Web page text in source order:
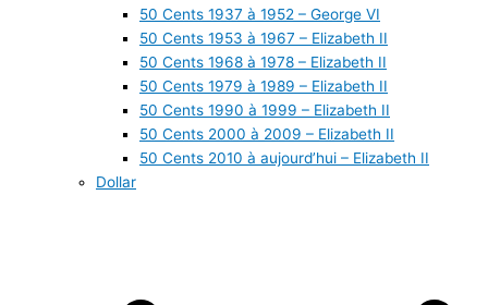
50 Cents 1937 à 1952 – George VI
50 Cents 1953 à 1967 – Elizabeth II
50 Cents 1968 à 1978 – Elizabeth II
50 Cents 1979 à 1989 – Elizabeth II
50 Cents 1990 à 1999 – Elizabeth II
50 Cents 2000 à 2009 – Elizabeth II
50 Cents 2010 à aujourd’hui – Elizabeth II
Dollar